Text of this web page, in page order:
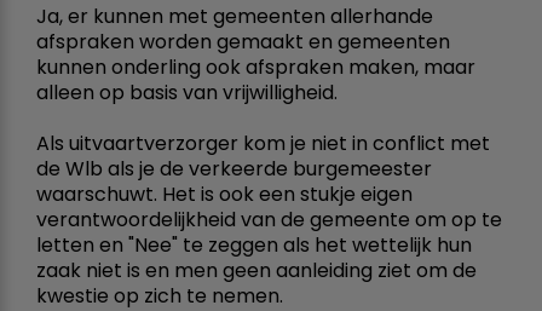
Ja, er kunnen met gemeenten allerhande
afspraken worden gemaakt en gemeenten
kunnen onderling ook afspraken maken, maar
alleen op basis van vrijwilligheid.
Als uitvaartverzorger kom je niet in conflict met
de Wlb als je de verkeerde burgemeester
waarschuwt. Het is ook een stukje eigen
verantwoordelijkheid van de gemeente om op te
letten en "Nee" te zeggen als het wettelijk hun
zaak niet is en men geen aanleiding ziet om de
kwestie op zich te nemen.